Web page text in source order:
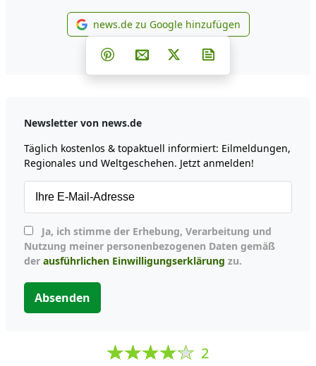
news.de zu Google
news.de zu Google hinzufügen
Teilen auf Facebook
Teilen auf Whatsapp
Teilen auf Telegram
Teilen auf Pinterest
Per E-Mail teilen
Post auf X
Newsletter von news.de
Täglich kostenlos & topaktuell informiert: Eilmeldungen,
Regionales und Weltgeschehen. Jetzt anmelden!
Nutzung meiner personenbezogenen Daten gemäß
der ausführlichen Einwilligungserklärung zu.
Absenden
2